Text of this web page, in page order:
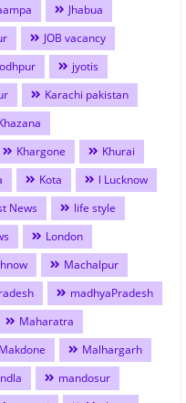
Jhabua
JOB vacancy
jyotis
Karachi pakistan
Khargone
Khurai
Kota
l Lucknow
News
life style
London
Machalpur
madhyaPradesh
Maharatra
Makdone
Malhargarh
mandosur